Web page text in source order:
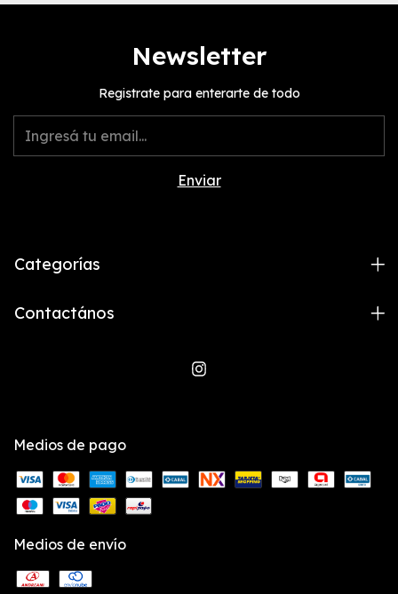
Newsletter
Registrate para enterarte de todo
Categorías
Contactános
Medios de pago
Medios de envío